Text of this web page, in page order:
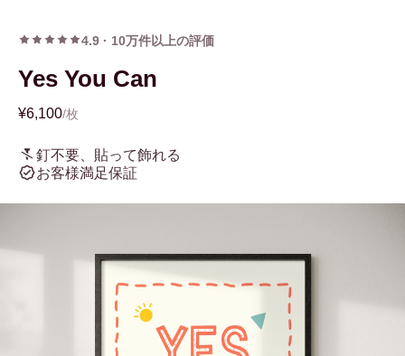
4.9 · 10万件以上の評価
Yes You Can
¥6,100/枚
釘不要、貼って飾れる
お客様満足保証